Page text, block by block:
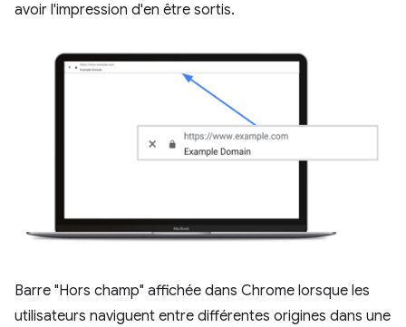
avoir l'impression d'en être sortis.
Barre "Hors champ" affichée dans Chrome lorsque les
utilisateurs naviguent entre différentes origines dans une